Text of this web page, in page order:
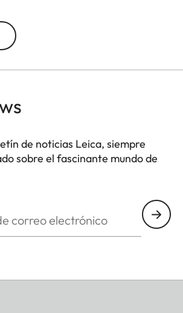
reciclado siguiendo normas de
de noticias Leica, siempre
sobre el fascinante mundo de